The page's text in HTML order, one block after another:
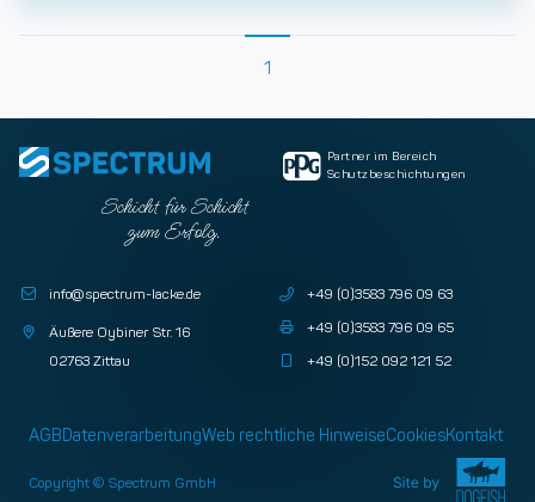
1
Schicht für Schicht
zum Erfolg.
Partner im Bereich
Schutzbeschichtungen
info@spectrum-lacke.de
Äußere Oybiner Str. 16
02763 Zittau
+49 (0)3583 796 09 63
+49 (0)3583 796 09 65
+49 (0)152 092 121 52
AGBDatenverarbeitungWeb rechtliche HinweiseCookiesKontakt
Copyright © Spectrum GmbH